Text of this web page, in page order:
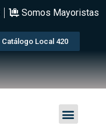
Somos Mayoristas
Catálogo Local 420